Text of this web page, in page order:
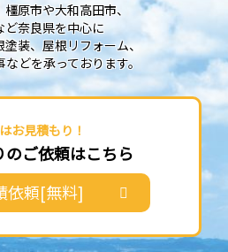
原市や大和高田市、
ど奈良県を中心に
塗装、屋根リフォーム、
どを承っております。
お見積もり！
のご依頼はこちら
依頼[無料]